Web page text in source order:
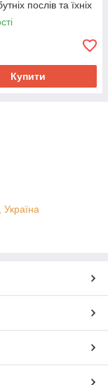
послів та їхніх
Купити